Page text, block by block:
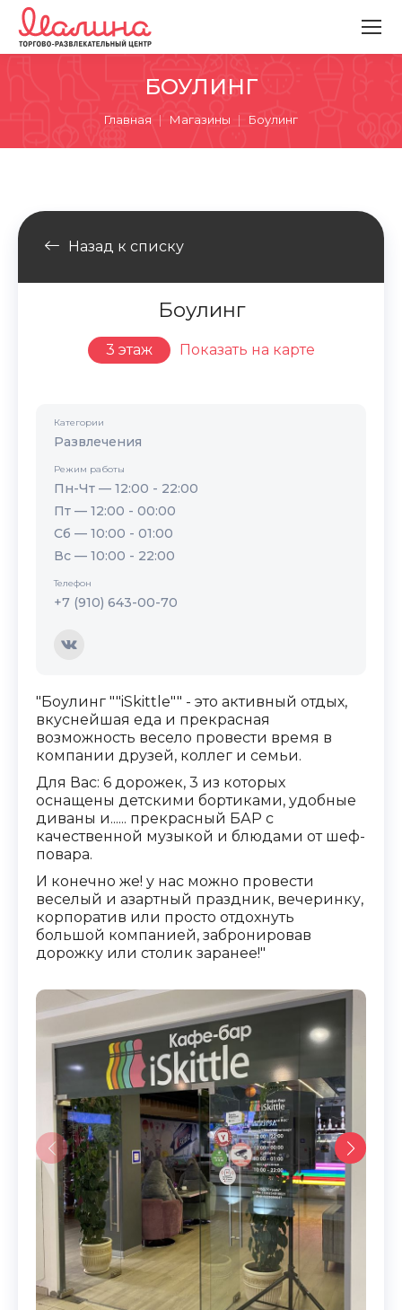
БОУЛИНГ
Вы здесь:
Главная Магазины Боулинг
Назад к списку
Боулинг
3 этаж Показать на карте
"Боулинг ""iSkittle"" - это активный отдых,
вкуснейшая еда и прекрасная
возможность весело провести время в
компании друзей, коллег и семьи.
Для Вас: 6 дорожек, 3 из которых
оснащены детскими бортиками, удобные
диваны и...... прекрасный БАР с
качественной музыкой и блюдами от шеф-
повара.
И конечно же! у нас можно провести
веселый и азартный праздник, вечеринку,
корпоратив или просто отдохнуть
большой компанией, забронировав
дорожку или столик заранее!"
Категории
Развлечения
Режим работы
Пн-Чт — 12:00 - 22:00
Пт — 12:00 - 00:00
Сб — 10:00 - 01:00
Вс — 10:00 - 22:00
Телефон
+7 (910) 643-00-70